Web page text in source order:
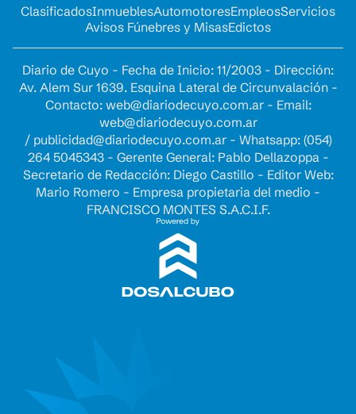
ClasificadosInmueblesAutomotoresEmpleosServicios
Avisos Fúnebres y MisasEdictos
Diario de Cuyo - Fecha de Inicio: 11/2003 - Dirección:
Av. Alem Sur 1639. Esquina Lateral de Circunvalación -
Contacto: web@diariodecuyo.com.ar- Email:
web@diariodecuyo.com.ar
/ publicidad@diariodecuyo.com.ar- Whatsapp: (054)
264 5045343 - Gerente General: Pablo Dellazoppa -
Secretario de Redacción: Diego Castillo - Editor Web:
Mario Romero - Empresa propietaria del medio -
FRANCISCO MONTES S.A.C.I.F.